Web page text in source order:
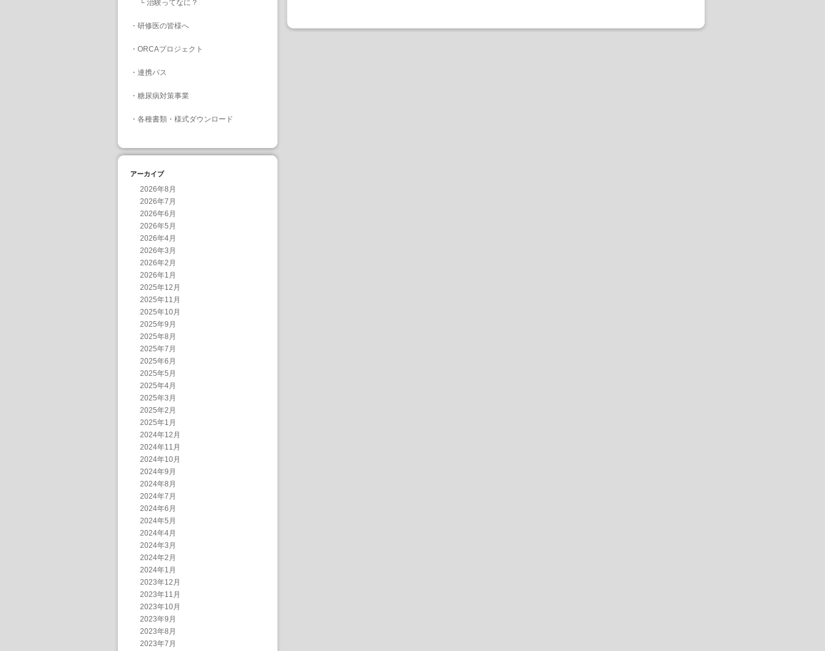
└ 治験ってなに？
・ 研修医の皆様へ
・ ORCAプロジェクト
・ 連携パス
・ 糖尿病対策事業
・ 各種書類・様式ダウンロード
アーカイブ
2026年8月
2026年7月
2026年6月
2026年5月
2026年4月
2026年3月
2026年2月
2026年1月
2025年12月
2025年11月
2025年10月
2025年9月
2025年8月
2025年7月
2025年6月
2025年5月
2025年4月
2025年3月
2025年2月
2025年1月
2024年12月
2024年11月
2024年10月
2024年9月
2024年8月
2024年7月
2024年6月
2024年5月
2024年4月
2024年3月
2024年2月
2024年1月
2023年12月
2023年11月
2023年10月
2023年9月
2023年8月
2023年7月